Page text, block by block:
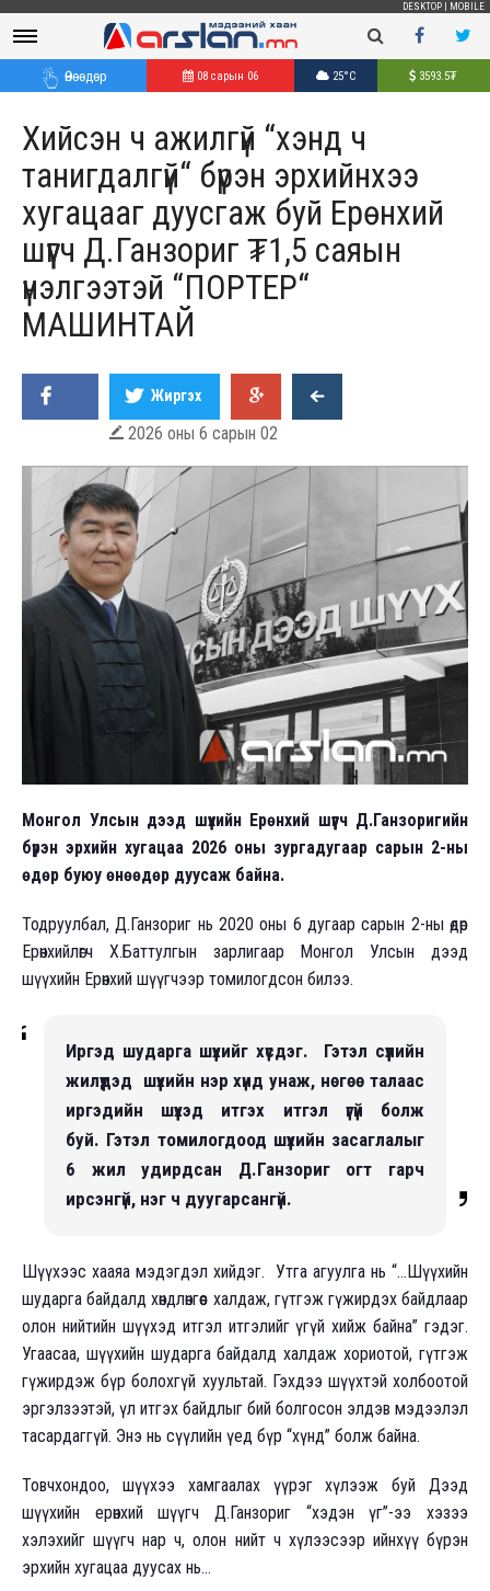
DESKTOP MOBILE
Өнөөдөр 08 сарын 06 25°C 3593.5₮
Хийсэн ч ажилгүй “хэнд ч
танигдалгүй“ бүрэн эрхийнхээ
хугацааг дуусгаж буй Ерөнхий
шүүгч Д.Ганзориг ₮1,5 саяын
үнэлгээтэй “ПОРТЕР“
МАШИНТАЙ
Жиргэх
 2026 оны 6 сарын 02
Монгол Улсын дээд шүүхийн Ерөнхий шүүгч Д.Ганзоригийн
бүрэн эрхийн хугацаа 2026 оны зургадугаар сарын 2-ны
өдөр буюу өнөөдөр дуусаж байна.
Тодруулбал, Д.Ганзориг нь 2020 оны 6 дугаар сарын 2-ны өдөр
Ерөнхийлөгч Х.Баттулгын зарлигаар Монгол Улсын дээд
шүүхийн Ерөнхий шүүгчээр томилогдсон билээ.
Иргэд шударга шүүхийг хүсдэг. Гэтэл сүүлийн
жилүүдэд шүүхийн нэр хүнд унаж, нөгөө талаас
иргэдийн шүүхэд итгэх итгэл үгүй болж
буй. Гэтэл томилогдоод шүүхийн засаглалыг
6 жил удирдсан Д.Ганзориг огт гарч
ирсэнгүй, нэг ч дуугарсангүй.
Шүүхээс хааяа мэдэгдэл хийдэг. Утга агуулга нь “…Шүүхийн
шударга байдалд хөндлөнгөөс халдаж, гүтгэж гүжирдэх байдлаар
олон нийтийн шүүхэд итгэл итгэлийг үгүй хийж байна” гэдэг.
Угаасаа, шүүхийн шударга байдалд халдаж хориотой, гүтгэж
гүжирдэж бүр болохгүй хуультай. Гэхдээ шүүхтэй холбоотой
эргэлзээтэй, үл итгэх байдлыг бий болгосон элдэв мэдээлэл
тасардаггүй. Энэ нь сүүлийн үед бүр “хүнд” болж байна.
Товчхондоо, шүүхээ хамгаалах үүрэг хүлээж буй Дээд
шүүхийн ерөнхий шүүгч Д.Ганзориг “хэдэн үг”-ээ хэзээ
хэлэхийг шүүгч нар ч, олон нийт ч хүлээсээр ийнхүү бүрэн
эрхийн хугацаа дуусах нь...